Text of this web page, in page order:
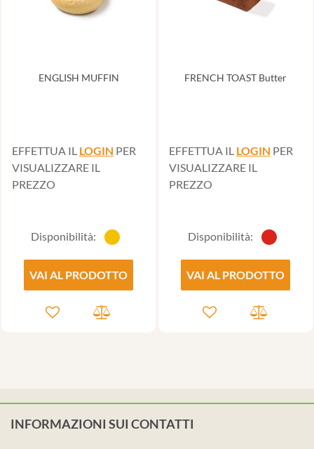
ENGLISH MUFFIN
EFFETTUA IL LOGIN PER
VISUALIZZARE IL
PREZZO
Disponibilità:
VAI AL PRODOTTO
FRENCH TOAST Butter
EFFETTUA IL LOGIN PER
VISUALIZZARE IL
PREZZO
Disponibilità:
VAI AL PRODOTTO
INFORMAZIONI SUI CONTATTI